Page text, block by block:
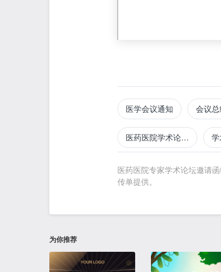
医学会议通知 会议
医药医院学术论坛邀请函
活动报名邀请函 邀
医药医院专家学术论坛邀请
传单提供。
为你推荐